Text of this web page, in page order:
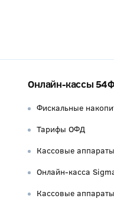
Онлайн-кассы
Фискальные
Тарифы ОФД
Кассовые
Онлайн-касса
Кассовые